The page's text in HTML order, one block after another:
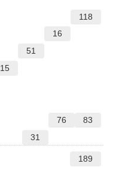
118
16
51
15
83
76
31
189